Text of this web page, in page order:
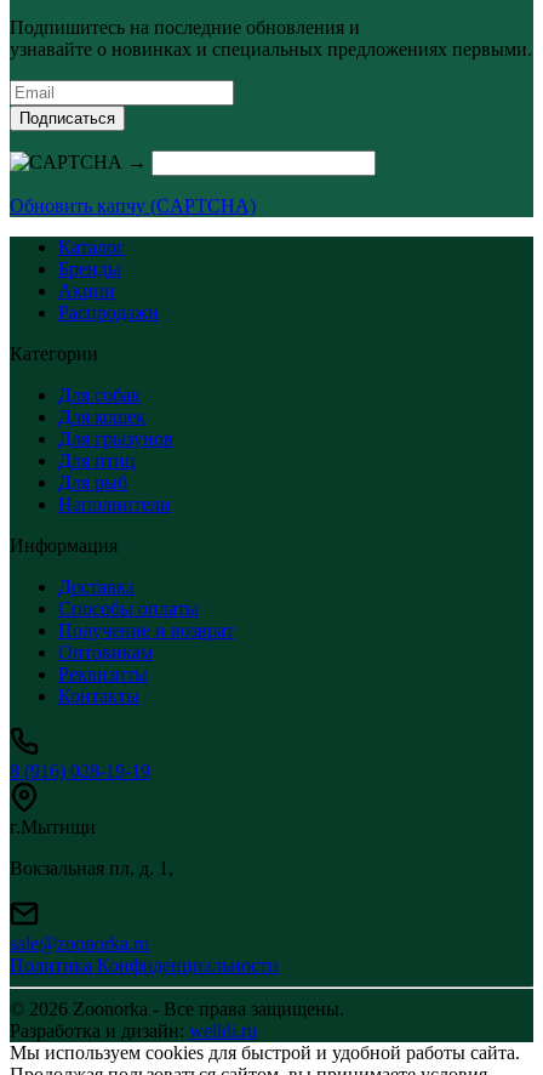
Подпишитесь на последние обновления и
узнавайте о новинках и специальных предложениях первыми.
Подписаться
→
Обновить капчу (CAPTCHA)
Каталог
Бренды
Акции
Распродажи
Категории
Для собак
Для кошек
Для грызунов
Для птиц
Для рыб
Наполнители
Информация
Доставка
Способы оплаты
Получение и возврат
Оптовикам
Реквизиты
Контакты
8 (916) 028-19-19
г.Мытищи
Вокзальная пл, д. 1,
sale@zoonorka.ru
Политика Конфиденциальности
© 2026 Zoonorka - Все права защищены.
Разработка и дизайн: welldi.ru
Мы используем cookies для быстрой и удобной работы сайта.